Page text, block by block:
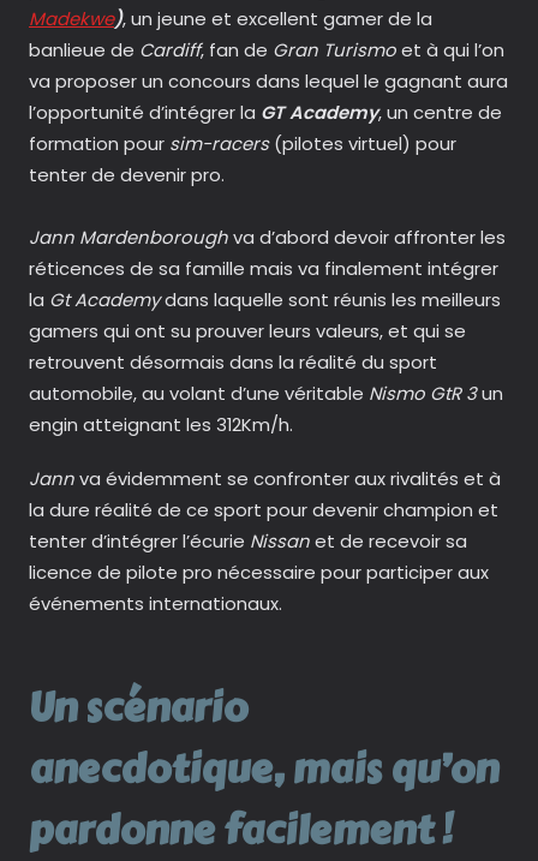
Madekwe), un jeune et excellent gamer de la
banlieue de Cardiff, fan de Gran Turismoet à qui l’on
va proposer un concours dans lequel le gagnant aura
l’opportunité d’intégrer la GT Academy, un centre de
formation pour sim-racers(pilotes virtuel) pour
tenter de devenir pro.
Jann Mardenboroughva d’abord devoir affronter les
réticences de sa famille mais va finalement intégrer
la Gt Academydans laquelle sont réunis les meilleurs
gamers qui ont su prouver leurs valeurs, et qui se
retrouvent désormais dans la réalité du sport
automobile, au volant d’une véritable Nismo GtR 3un
engin atteignant les 312Km/h.
Jannva évidemment se confronter aux rivalités et à
la dure réalité de ce sport pour devenir champion et
tenter d’intégrer l’écurie Nissanet de recevoir sa
licence de pilote pro nécessaire pour participer aux
événements internationaux.
Un scénario
anecdotique, mais qu’on
pardonne facilement !